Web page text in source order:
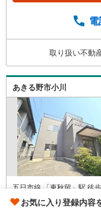
さいませ。■
持ちながら本
取り扱い不動
あきる野市小川
五日市線 「東秋留」駅 徒
東京都あきる野市小川
お気に入り登録内容